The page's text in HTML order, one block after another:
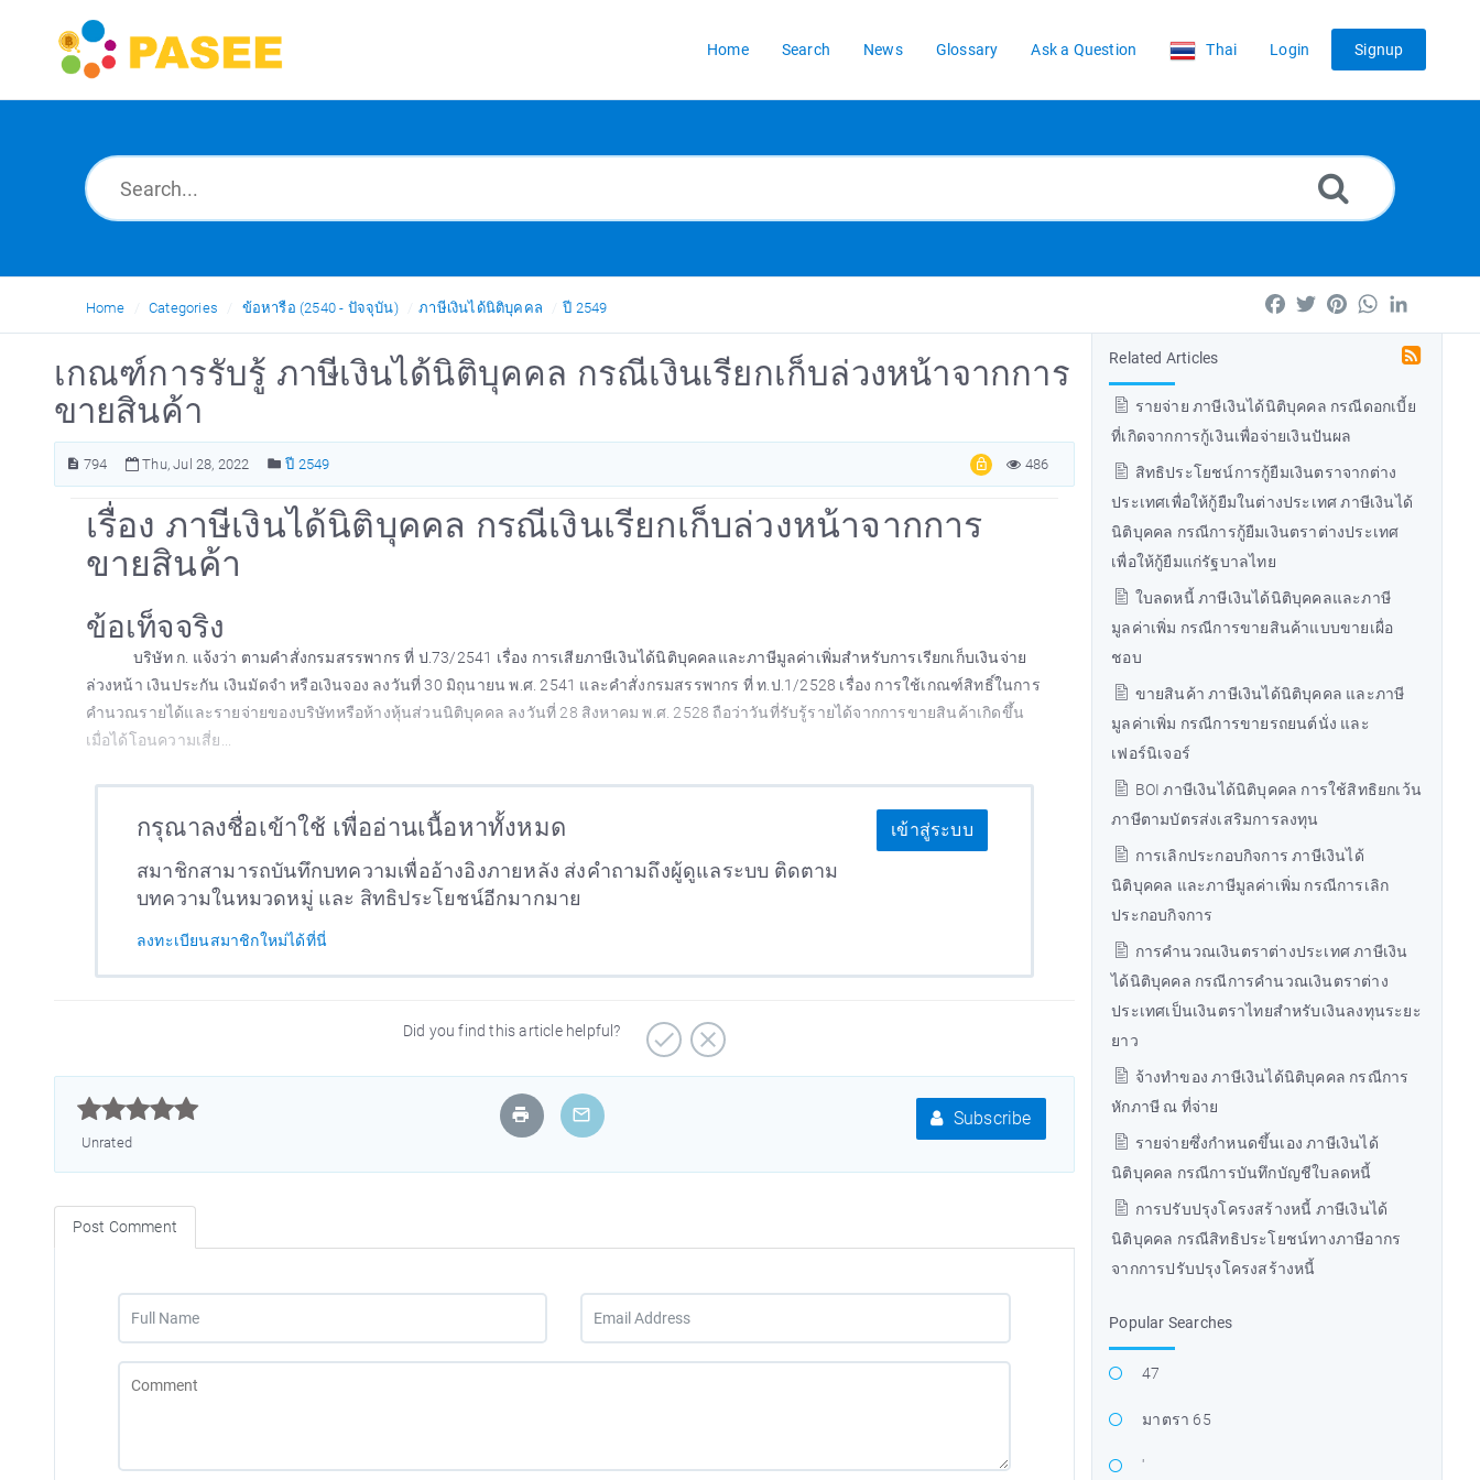
Home Search News Glossary Ask a Question Thai Login Signup
Home Categories ข้อหารือ (2540 - ปัจจุบัน) ภาษีเงินได้นิติบุคคล ปี 2549 Facebook
TwitterPinterestWhatsApp
Related Articles
รายจ่าย ภาษีเงินได้นิติบุคคล กรณีดอกเบี้ย
ที่เกิดจากการกู้เงินเพื่อจ่ายเงินปันผล
สิทธิประโยชน์การกู้ยืมเงินตราจากต่าง
ประเทศเพื่อให้กู้ยืมในต่างประเทศ ภาษีเงินได้
นิติบุคคล กรณีการกู้ยืมเงินตราต่างประเทศ
เพื่อให้กู้ยืมแก่รัฐบาลไทย
ใบลดหนี้ ภาษีเงินได้นิติบุคคลและภาษี
มูลค่าเพิ่ม กรณีการขายสินค้าแบบขายเผื่อ
ชอบ
ขายสินค้า ภาษีเงินได้นิติบุคคล และภาษี
มูลค่าเพิ่ม กรณีการขายรถยนต์นั่ง และ
เฟอร์นิเจอร์
BOI ภาษีเงินได้นิติบุคคล การใช้สิทธิยกเว้น
ภาษีตามบัตรส่งเสริมการลงทุน
การเลิกประกอบกิจการ ภาษีเงินได้
นิติบุคคล และภาษีมูลค่าเพิ่ม กรณีการเลิก
ประกอบกิจการ
การคำนวณเงินตราต่างประเทศ ภาษีเงิน
ได้นิติบุคคล กรณีการคำนวณเงินตราต่าง
ประเทศเป็นเงินตราไทยสำหรับเงินลงทุนระยะ
ยาว
จ้างทำของ ภาษีเงินได้นิติบุคคล กรณีการ
หักภาษี ณ ที่จ่าย
รายจ่ายซึ่งกำหนดขึ้นเอง ภาษีเงินได้
นิติบุคคล กรณีการบันทึกบัญชีใบลดหนี้
การปรับปรุงโครงสร้างหนี้ ภาษีเงินได้
นิติบุคคล กรณีสิทธิประโยชน์ทางภาษีอากร
จากการปรับปรุงโครงสร้างหนี้
Popular Searches
47
มาตรา 65
'
เกณฑ์การรับรู้ ภาษีเงินได้นิติบุคคล กรณีเงินเรียกเก็บล่วงหน้าจากการ
ขายสินค้า
794 Thu, Jul 28, 2022 ปี 2549 486
เรื่อง ภาษีเงินได้นิติบุคคล กรณีเงินเรียกเก็บล่วงหน้าจากการ
ขายสินค้า
ข้อเท็จจริง
บริษัท ก. แจ้งว่า ตามคำสั่งกรมสรรพากร ที่ ป.73/2541 เรื่อง การเสียภาษีเงินได้นิติบุคคลและภาษีมูลค่าเพิ่มสำหรับการเรียกเก็บเงินจ่าย
ล่วงหน้า เงินประกัน เงินมัดจำ หรือเงินจอง ลงวันที่ 30 มิถุนายน พ.ศ. 2541 และคำสั่งกรมสรรพากร ที่ ท.ป.1/2528 เรื่อง การใช้เกณฑ์สิทธิ์ในการ
คำนวณรายได้และรายจ่ายของบริษัทหรือห้างหุ้นส่วนนิติบุคคล ลงวันที่ 28 สิงหาคม พ.ศ. 2528 ถือว่าวันที่รับรู้รายได้จากการขายสินค้าเกิดขึ้น
เมื่อได้โอนความเสี่ย...
กรุณาลงชื่อเข้าใช้ เพื่ออ่านเนื้อหาทั้งหมด
สมาชิกสามารถบันทึกบทความเพื่ออ้างอิงภายหลัง ส่งคำถามถึงผู้ดูแลระบบ ติดตาม
บทความในหมวดหมู่ และ สิทธิประโยชน์อีกมากมาย
ลงทะเบียนสมาชิกใหม่ได้ที่นี่
เข้าสู่ระบบ
Did you find this article helpful?



Unrated
Subscribe
Post Comment